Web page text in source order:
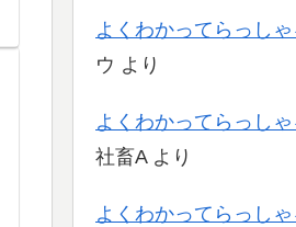
よくわかってらっしゃ
ウ より
よくわかってらっしゃ
社畜Aより
よくわかってらっしゃ